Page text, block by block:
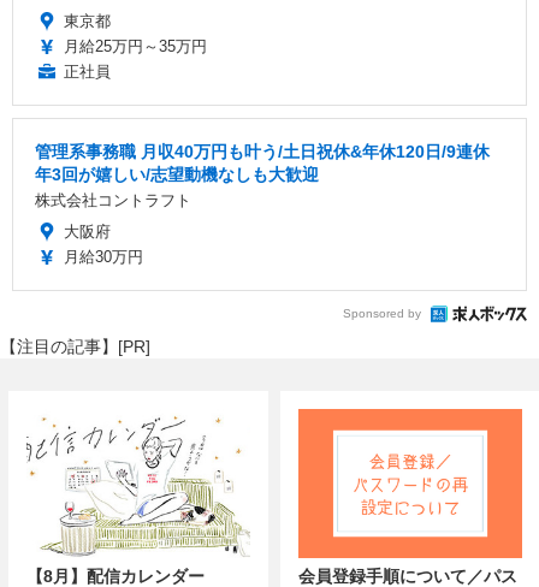
東京都
月給25万円～35万円
正社員
管理系事務職 月収40万円も叶う/土日祝休&年休120日/9連休
年3回が嬉しい/志望動機なしも大歓迎
株式会社コントラフト
大阪府
月給30万円
Sponsored by
【注目の記事】[PR]
【8月】配信カレンダー
会員登録手順について／パス